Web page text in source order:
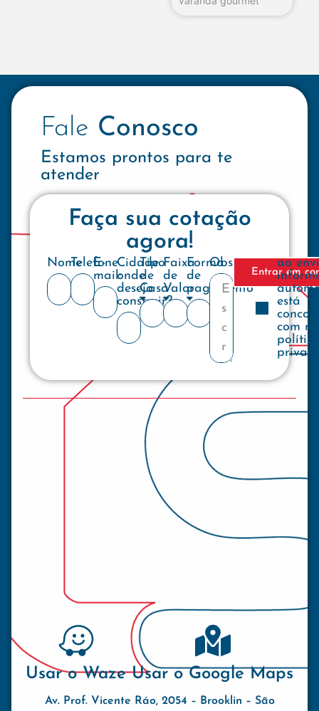
Fale Conosco
Estamos prontos para te
atender
Faça sua cotação
agora!
NomeTelefone
E-
mail:
Cidade
onde
deseja
construir?
Tipo
de
Casa
Faixa
de
Valor
Forma
de
pagamento
Observações
Entrar em
ao
está
com
Usar o Waze Usar o Google Maps
Av. Prof. Vicente Ráo, 2054 – Brooklin – São